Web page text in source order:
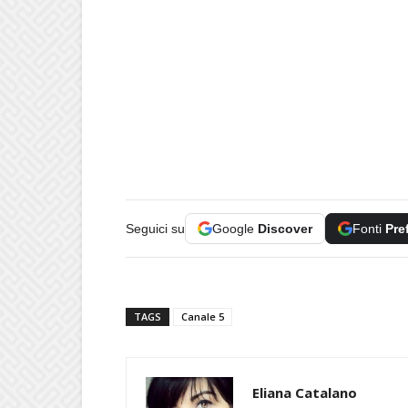
Seguici su Google Discover Fonti
TAGS Canale 5
Eliana Catalano